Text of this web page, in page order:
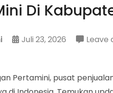
Di
Juli 23, 2026 Leave
Pertamini, pusat